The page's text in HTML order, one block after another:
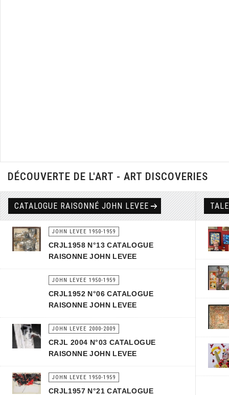
DÉCOUVERTE DE L'ART - ART DISCOVERIES
CATALOGUE RAISONNÉ JOHN LEVEE
JOHN LEVEE 1950-1959
CRJL1958 N°13 CATALOGUE
RAISONNE JOHN LEVEE
JOHN LEVEE 1950-1959
CRJL1952 N°06 CATALOGUE
RAISONNE JOHN LEVEE
JOHN LEVEE 2000-2009
CRJL 2004 N°03 CATALOGUE
RAISONNE JOHN LEVEE
JOHN LEVEE 1950-1959
CRJL1957 N°21 CATALOGUE